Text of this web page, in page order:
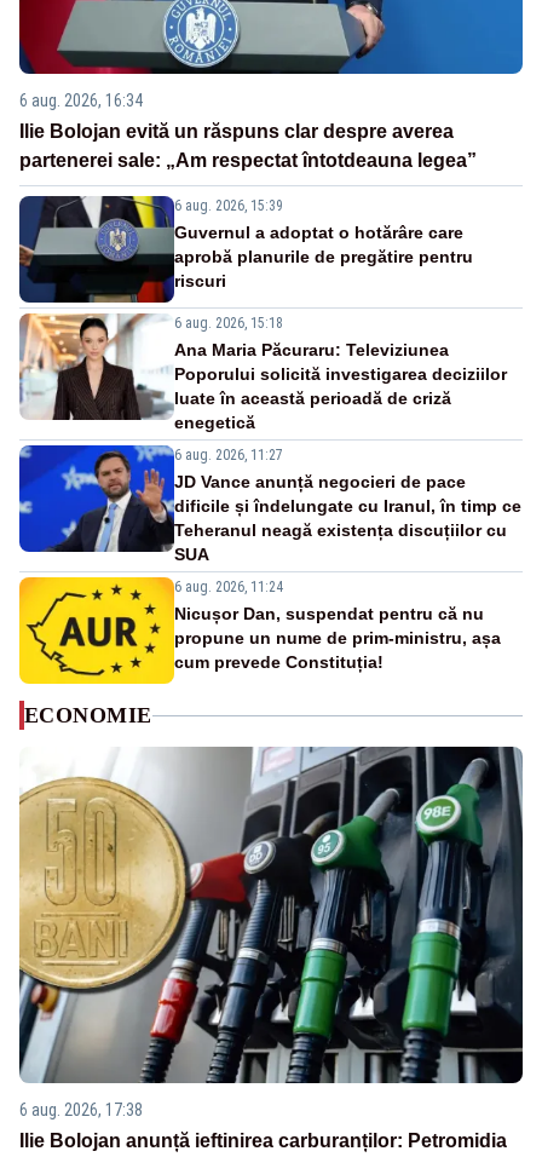
6 aug. 2026, 16:34
Ilie Bolojan evită un răspuns clar despre averea
partenerei sale: „Am respectat întotdeauna legea”
6 aug. 2026, 15:39
Guvernul a adoptat o hotărâre care
aprobă planurile de pregătire pentru
riscuri
6 aug. 2026, 15:18
Ana Maria Păcuraru: Televiziunea
Poporului solicită investigarea deciziilor
luate în această perioadă de criză
enegetică
6 aug. 2026, 11:27
JD Vance anunță negocieri de pace
dificile și îndelungate cu Iranul, în timp ce
Teheranul neagă existența discuțiilor cu
SUA
6 aug. 2026, 11:24
Nicușor Dan, suspendat pentru că nu
propune un nume de prim-ministru, așa
cum prevede Constituția!
ECONOMIE
6 aug. 2026, 17:38
Ilie Bolojan anunță ieftinirea carburanților: Petromidia